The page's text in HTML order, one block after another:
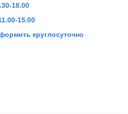
18.00
15.00
круглосуточно